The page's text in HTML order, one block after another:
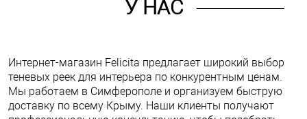
У НАС
Интернет-магазин Felicita предлагает широкий выбор
теневых реек для интерьера по конкурентным ценам.
Мы работаем в Симферополе и организуем быструю
доставку по всему Крыму. Наши клиенты получают